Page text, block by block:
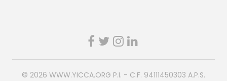
© 2026 WWW.YICCA.ORG P.I. - C.F. 94111450303 A.P.S.